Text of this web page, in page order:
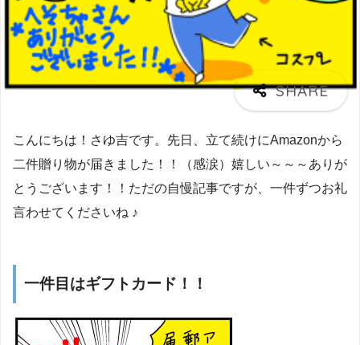
こんにちは！さゆ吉です。先日、立て続けにAmazonから
二件贈り物が届きました！！（感涙）嬉しい～～～ありが
とうございます！！ただの自慢記事ですが、一件ずつお礼
言わせてくださいね ♪
一件目はギフトカード！！